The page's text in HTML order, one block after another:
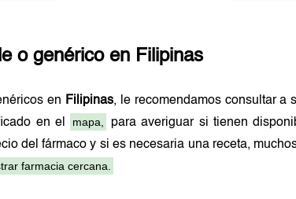
o genérico en Filipinas
en Filipinas, le recomendamos consultar a
en el
mapa, para averiguar si tienen
del fármaco y si es necesaria una receta,
farmacia cercana.